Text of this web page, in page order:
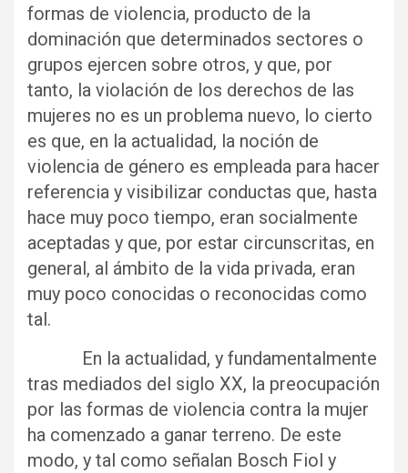
formas de violencia, producto de la
dominación que determinados sectores o
grupos ejercen sobre otros, y que, por
tanto, la violación de los derechos de las
mujeres no es un problema nuevo, lo cierto
es que, en la actualidad, la noción de
violencia de género es empleada para hacer
referencia y visibilizar conductas que, hasta
hace muy poco tiempo, eran socialmente
aceptadas y que, por estar circunscritas, en
general, al ámbito de la vida privada, eran
muy poco conocidas o reconocidas como
tal.
En la actualidad, y fundamentalmente
tras mediados del siglo XX, la preocupación
por las formas de violencia contra la mujer
ha comenzado a ganar terreno. De este
modo, y tal como señalan Bosch Fiol y